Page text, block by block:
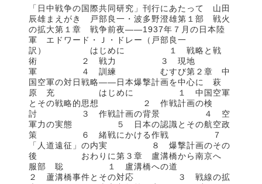
「日中戦争の国際共同研究」刊行にあたって 山田
辰雄まえがき 戸部良一・波多野澄雄第１部 戦火
の拡大第１章 戦争前夜——1937年７月の日本陸
軍 エドワード・Ｊ・ドレー（戸部良一
訳） はじめに １ 戦略と戦
術 ２ 戦力 ３ 現地
軍 ４ 訓練 むすび第２章 中
国空軍の対日戦略——日本爆撃計画を中心に 萩
原 充 はじめに １ 中国空軍
とその戦略的思想 ２ 作戦計画の検
討 ３ 作戦計画の背景 ４ 空
軍力の実態 ５ 日本の認識とその航空政
策 ６ 緒戦にかける作戦 ７
「人道遠征」の内実 ８ 爆撃計画のその
後 おわりに第３章 盧溝橋から南京へ
服部 聡 １ 盧溝橋への道
２ 蘆溝橋事件とその対応 ３ 戦線の拡